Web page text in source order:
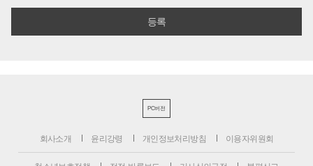
PC버전
회사소개 윤리강령 개인정보처리방침 이용자위원회